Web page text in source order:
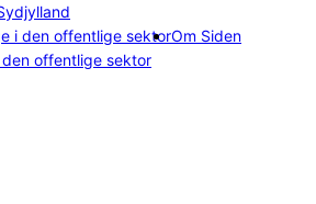
i den offentlige sektorOm Siden
den offentlige sektor